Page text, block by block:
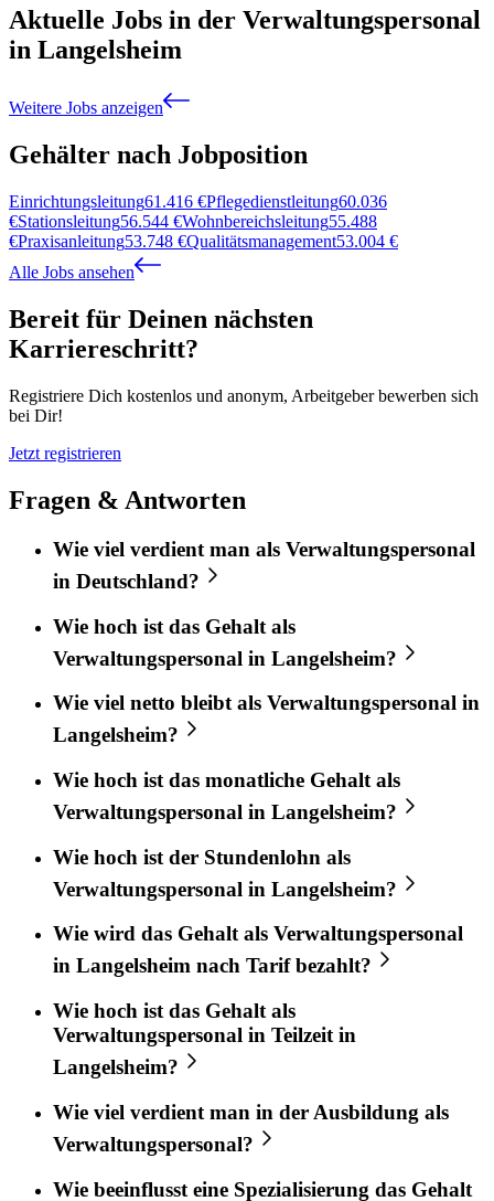
Aktuelle Jobs in der Verwaltungspersonal
in Langelsheim
Weitere Jobs anzeigen
Gehälter nach Jobposition
Einrichtungsleitung61.416 €Pflegedienstleitung60.036
€Stationsleitung56.544 €Wohnbereichsleitung55.488
€Praxisanleitung53.748 €Qualitätsmanagement53.004 €
Alle Jobs ansehen
Bereit für Deinen nächsten
Karriereschritt?
Registriere Dich kostenlos und anonym, Arbeitgeber bewerben sich
bei Dir!
Jetzt registrieren
Fragen & Antworten
Wie viel verdient man als Verwaltungspersonal
in Deutschland?
Wie hoch ist das Gehalt als
Verwaltungspersonal in Langelsheim?
Wie viel netto bleibt als Verwaltungspersonal in
Langelsheim?
Wie hoch ist das monatliche Gehalt als
Verwaltungspersonal in Langelsheim?
Wie hoch ist der Stundenlohn als
Verwaltungspersonal in Langelsheim?
Wie wird das Gehalt als Verwaltungspersonal
in Langelsheim nach Tarif bezahlt?
Wie hoch ist das Gehalt als
Verwaltungspersonal in Teilzeit in
Langelsheim?
Wie viel verdient man in der Ausbildung als
Verwaltungspersonal?
Wie beeinflusst eine Spezialisierung das Gehalt